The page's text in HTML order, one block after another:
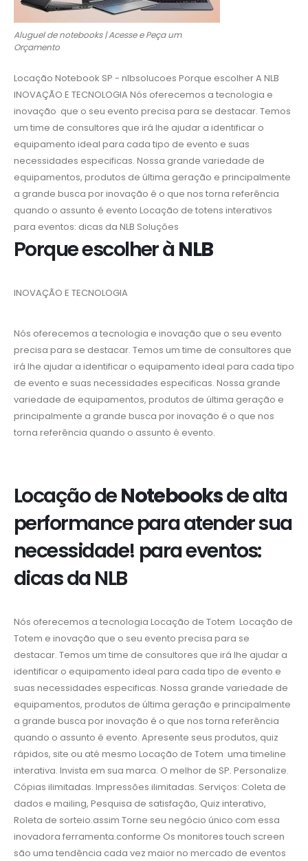
Aluguel de notebooks | Acesse e Peça um
Orçamento‎
Locação Notebook SP - nlbsolucoes Porque escolher A NLB
INOVAÇÃO E TECNOLOGIA Nós oferecemos a tecnologia e
inovação que o seu evento precisa para se destacar. Temos
um time de consultores que irá lhe ajudar a identificar o
equipamento ideal para cada tipo de evento e suas
necessidades especificas. Nossa grande variedade de
equipamentos, produtos de última geração e principalmente
a grande busca por inovação é o que nos torna referência
quando o assunto é evento Locação de totens interativos
para eventos: dicas da NLB Soluções
Porque escolher à NLB
INOVAÇÃO E TECNOLOGIA
Nós oferecemos a tecnologia e inovação que o seu evento
precisa para se destacar. Temos um time de consultores que
irá lhe ajudar a identificar o equipamento ideal para cada tipo
de evento e suas necessidades especificas. Nossa grande
variedade de equipamentos, produtos de última geração e
principalmente a grande busca por inovação é o que nos
torna referência quando o assunto é evento.
Locação deNotebooksde alta
performance para atender sua
necessidade! para eventos:
dicas da NLB
Nós oferecemos a tecnologia Locação de Totem Locação de
Totem e inovação que o seu evento precisa para se
destacar. Temos um time de consultores que irá lhe ajudar a
identificar o equipamento ideal para cada tipo de evento e
suas necessidades especificas. Nossa grande variedade de
equipamentos, produtos de última geração e principalmente
a grande busca por inovação é o que nos torna referência
quando o assunto é evento. Apresente seus produtos, quiz
rápidos, site ou até mesmo Locação de Totem uma timeline
interativa. Invista em sua marca. O melhor de SP. Personalize.
Cópias ilimitadas. Impressões ilimitadas. Serviços: Coleta de
dados e mailing, Pesquisa de satisfação, Quiz interativo,
Roleta de sorteio.assim Torne seu negócio único com essa
inovadora ferramenta.conforme Os monitores touch screen
são uma tendência cada vez maior no mercado de eventos